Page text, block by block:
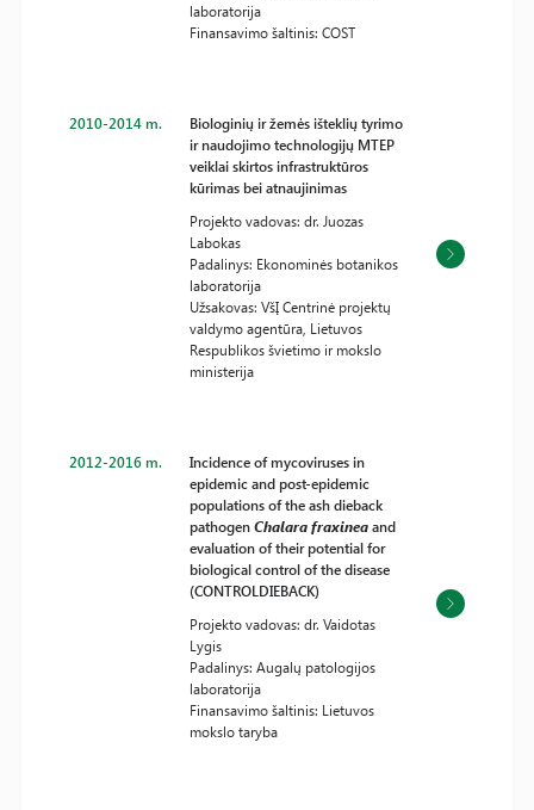
laboratorija
Finansavimo šaltinis: COST
2010-2014 m.
Biologinių ir žemės išteklių tyrimo
ir naudojimo technologijų MTEP
veiklai skirtos infrastruktūros
kūrimas bei atnaujinimas
Projekto vadovas: dr. Juozas
Labokas
Padalinys: Ekonominės botanikos
laboratorija
Užsakovas: VšĮ Centrinė projektų
valdymo agentūra, Lietuvos
Respublikos švietimo ir mokslo
ministerija
2012-2016 m.
Incidence of mycoviruses in
epidemic and post-epidemic
populations of the ash dieback
pathogenChalara fraxineaand
evaluation of their potential for
biological control of the disease
(CONTROLDIEBACK)
Projekto vadovas: dr. Vaidotas
Lygis
Padalinys: Augalų patologijos
laboratorija
Finansavimo šaltinis: Lietuvos
mokslo taryba